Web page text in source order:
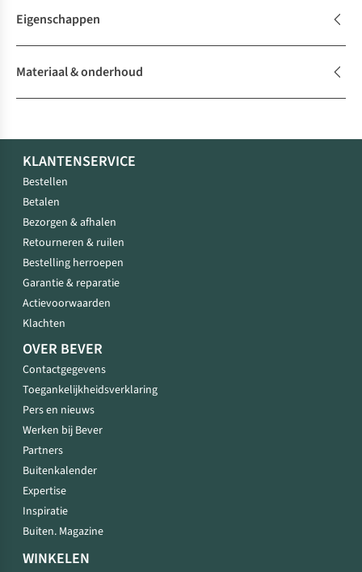
Eigenschappen
Materiaal & onderhoud
KLANTENSERVICE
Bestellen
Betalen
Bezorgen & afhalen
Retourneren & ruilen
Bestelling herroepen
Garantie & reparatie
Actievoorwaarden
Klachten
OVER BEVER
Contactgegevens
Toegankelijkheidsverklaring
Pers en nieuws
Werken bij Bever
Partners
Buitenkalender
Expertise
Inspiratie
Buiten. Magazine
WINKELEN